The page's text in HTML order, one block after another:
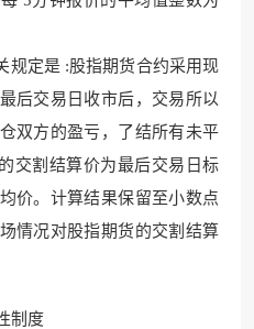
规定是 :股指期货合约采用现
后交易日收市后，交易所以
双方的盈亏，了结所有未平
交割结算价为最后交易日标
价。计算结果保留至小数点
情况对股指期货的交割结算
制度